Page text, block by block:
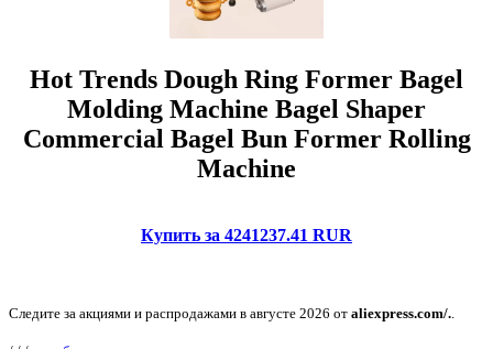
Hot Trends Dough Ring Former Bagel
Molding Machine Bagel Shaper
Commercial Bagel Bun Former Rolling
Machine
Купить за 4241237.41 RUR
Следите за акциями и распродажами в августе 2026 от aliexpress.com/.